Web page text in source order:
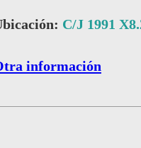
C/J 1991
información